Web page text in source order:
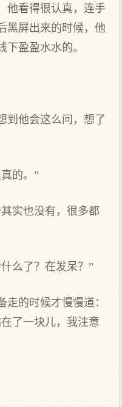
他看得很认真，连手
黑屏出来的时候，他
盈盈水水的。
到他会这么问，想了
的。”
实也没有，很多都
么了？在发呆？”
走的时候才慢慢道：
了一块儿，我注意